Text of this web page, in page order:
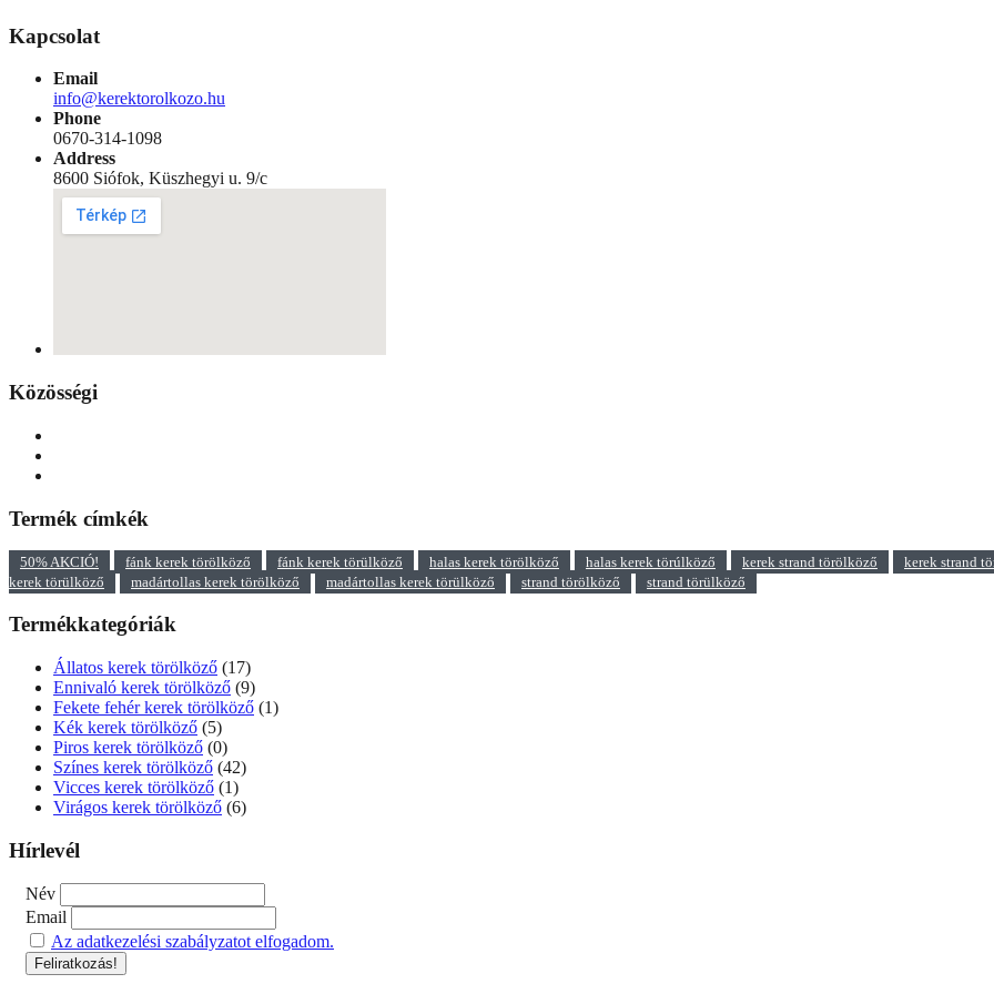
Kapcsolat
Email
info@kerektorolkozo.hu
Phone
0670-314-1098
Address
8600 Siófok, Küszhegyi u. 9/c
Közösségi
Termék címkék
50% AKCIÓ! fánk kerek törölköző fánk kerek törülköző halas kerek törölköző halas kerek törúlköző kerek strand törölköző kerek strand
kerek törülköző
madártollas kerek törölköző madártollas kerek törülköző strand törölköző strand törülköző
Termékkategóriák
Állatos kerek törölköző (17)
Ennivaló kerek törölköző (9)
Fekete fehér kerek törölköző (1)
Kék kerek törölköző (5)
Piros kerek törölköző (0)
Színes kerek törölköző (42)
Vicces kerek törölköző (1)
Virágos kerek törölköző (6)
Hírlevél
Név
Email
Az adatkezelési szabályzatot elfogadom.